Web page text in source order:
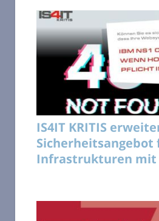
IS4IT KRITIS
Infrastrukturen mit